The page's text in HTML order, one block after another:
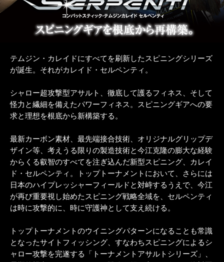
テムジン・カレイドにすべてを刷新したスピニングシリーズ
が誕生。それがカレイド・セルペンティ。
シャロー超攻撃型アサルト、徹底して護るフィネス、そして
怪力と繊細を備えたパワーフィネス。スピニングギアへの要
求と理想を根底から新構築する。
最新カーボン素材、最先端接合技術、オリジナルグリップデ
ザイン等、考えうる限りの製造技術と今江克隆の膨大な経験
からくる叡智のすべてを注ぎ込んだ新型スピニング、カレイ
ド・セルペンティ。トップトーナメントにおいて、さらには
日本のハイプレッシャーフィールドと対峙するうえで、今江
が再び重要視し始めたスピニング戦略全域を、セルペンティ
は時に攻撃的に、時に守護神として支え続ける。
トップトーナメントのウイニングパターンになることも常識
となったサイトフィッシング、すなわちスピニングによるシ
ャロー攻撃を完遂する「トーナメントアサルトシリーズ」、